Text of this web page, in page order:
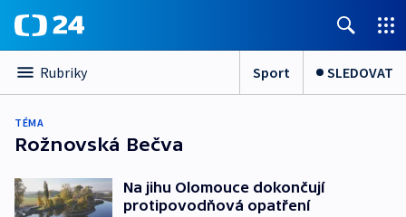
Rubriky Sport SLEDOVAT
TÉMA
Rožnovská Bečva
Na jihu Olomouce dokončují
protipovodňová opatření